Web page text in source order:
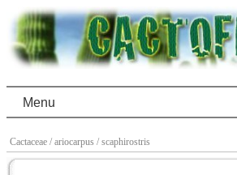
Menu
Cactaceae / ariocarpus / scaphirostris